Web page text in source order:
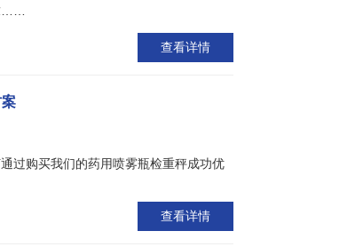
……
查看详情
过购买我们的药用喷雾瓶检重秤成功优
查看详情